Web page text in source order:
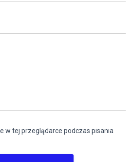
w tej przeglądarce podczas pisania